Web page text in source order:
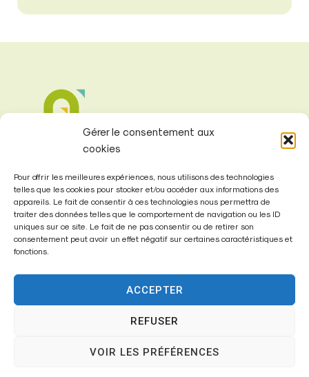
Gérer le consentement aux
cookies
Pour offrir les meilleures expériences, nous utilisons des technologies
telles que les cookies pour stocker et/ou accéder aux informations des
appareils. Le fait de consentir à ces technologies nous permettra de
traiter des données telles que le comportement de navigation ou les ID
uniques sur ce site. Le fait de ne pas consentir ou de retirer son
consentement peut avoir un effet négatif sur certaines caractéristiques et
fonctions.
ACCEPTER
REFUSER
VOIR LES PRÉFÉRENCES
Mairie de
Fontenay-Trésigny
Mairie,
26 Av. du Général de Gaulle